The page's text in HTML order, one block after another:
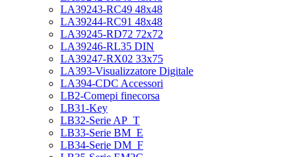
LA39243-RC49 48x48
LA39244-RC91 48x48
LA39245-RD72 72x72
LA39246-RL35 DIN
LA39247-RX02 33x75
LA393-Visualizzatore Digitale
LA394-CDC Accessori
LB2-Comepi finecorsa
LB31-Key
LB32-Serie AP_T
LB33-Serie BM_E
LB34-Serie DM_F